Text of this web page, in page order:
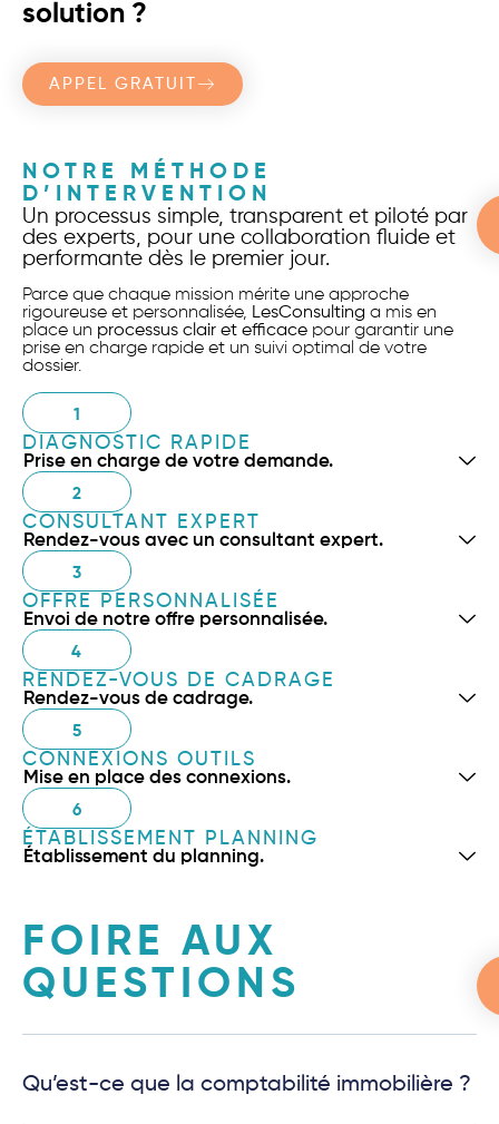
solution ?
APPEL GRATUIT
NOTRE MÉTHODE
D’INTERVENTION
Un processus simple, transparent et piloté par
des experts, pour une collaboration fluide et
performante dès le premier jour.
Parce que chaque mission mérite une approche
rigoureuse et personnalisée, LesConsulting a mis en
place un processus clair et efficace pour garantir une
prise en charge rapide et un suivi optimal de votre
dossier.
1
DIAGNOSTIC RAPIDE
Prise en charge de votre demande.
2
CONSULTANT EXPERT
Rendez-vous avec un consultant expert.
3
OFFRE PERSONNALISÉE
Envoi de notre offre personnalisée.
4
RENDEZ-VOUS DE CADRAGE
Rendez-vous de cadrage.
5
CONNEXIONS OUTILS
Mise en place des connexions.
6
ÉTABLISSEMENT PLANNING
Établissement du planning.
FOIRE AUX
QUESTIONS
Qu’est-ce que la comptabilité immobilière ?